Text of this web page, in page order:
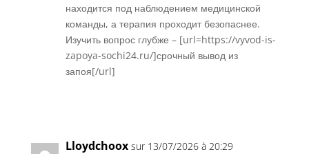
находится под наблюдением медицинской
команды, а терапия проходит безопаснее.
Изучить вопрос глубже – [url=https://vyvod-is-
zapoya-sochi24.ru/]срочный вывод из
запоя[/url]
Lloydchoox sur 13/07/2026 à 20:29